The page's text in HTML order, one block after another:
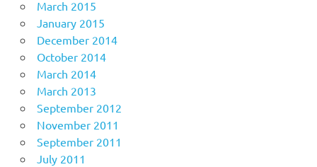
March 2015
January 2015
December 2014
October 2014
March 2014
March 2013
September 2012
November 2011
September 2011
July 2011